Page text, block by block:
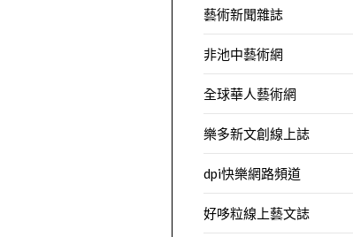
藝術新聞雜誌
非池中藝術網
全球華人藝術網
樂多新文創線上誌
dpi快樂網路頻道
好哆粒線上藝文誌